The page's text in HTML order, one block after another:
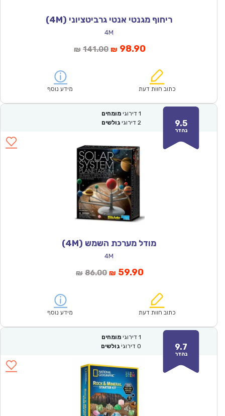
ריחוף מגנטי אנטי גרביטציוני (4M)
4M
₪ 141.00המחיר
₪141.00.
₪ 98.90המחיר
הוא:
כתוב חוות דעת מידע נוסף
9.5
נהדר
1 דירוגי מומחים
2 דירוגי גולשים
מודל מערכת השמש (4M)
4M
₪ 86.00המחיר
₪86.00.
₪ 59.90המחיר
הוא:
כתוב חוות דעת מידע נוסף
9.7
נהדר
1 דירוגי מומחים
0 דירוגי גולשים